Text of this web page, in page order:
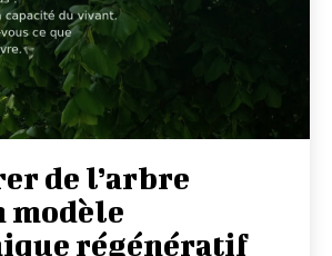
de l’arbre
modèle
régénératif